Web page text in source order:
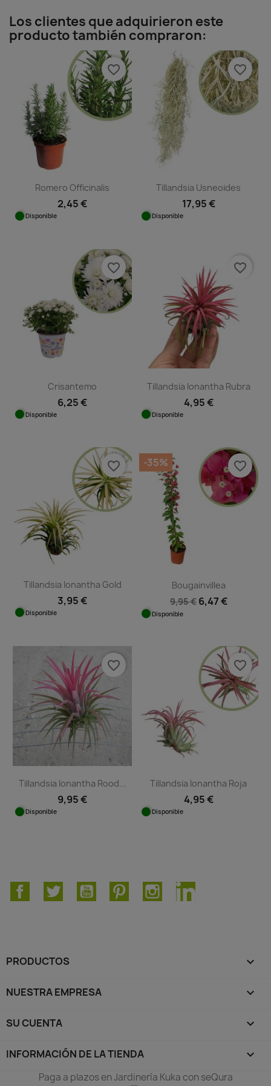
Los clientes que adquirieron este
producto también compraron:
Romero Officinalis
2,45 €
Disponible
favorite_border
Tillandsia Usneoides
17,95 €
Disponible
favorite_border
Crisantemo
6,25 €
Disponible
favorite_border
Tillandsia Ionantha Rubra
4,95 €
Disponible
favorite_border
Tillandsia Ionantha Gold
3,95 €
Disponible
favorite_border
Bougainvillea
9,95 € 6,47 €
Disponible
-35% favorite_border
Tillandsia Ionantha Rood...
9,95 €
Disponible
favorite_border
Tillandsia Ionantha Roja
4,95 €
Disponible
favorite_border
FacebookTwitter YouTube PinterestInstagramLinkedIn
PRODUCTOS 
NUESTRA EMPRESA 
SU CUENTA 
INFORMACIÓN DE LA TIENDA keyboard_arrow_down
Paga a plazos en Jardinería Kuka con seQura